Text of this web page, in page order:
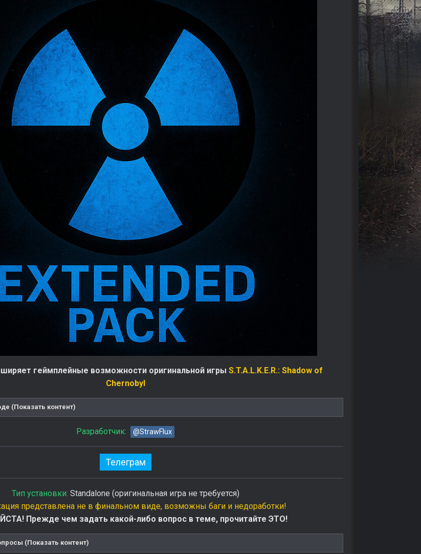
геймплейные возможности оригинальной игры S.T.A.L.K.E.R.: Shadow of
Chernobyl
(Показать контент)
Разработчик: @StrawFlux
Телеграм
Тип установки: Standalone (оригинальная игра не требуется)
представлена не в финальном виде, возможны баги и недоработки!
Прежде чем задать какой-либо вопрос в теме, прочитайте ЭТО!
(Показать контент)